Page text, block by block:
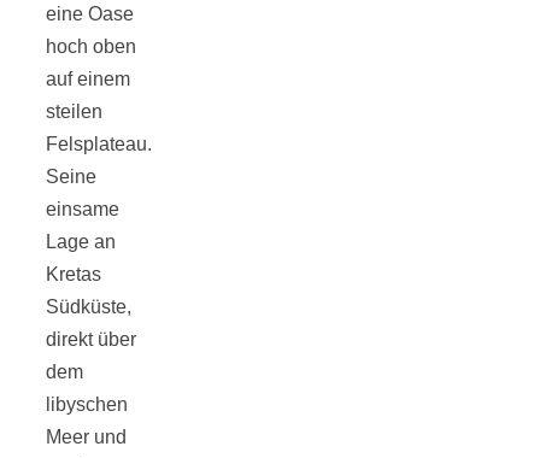
eine Oase
hoch oben
auf einem
steilen
Felsplateau.
Seine
einsame
Lage an
Kretas
Südküste,
direkt über
dem
libyschen
Meer und